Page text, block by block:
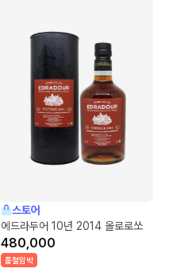
스토어
에드라두어 10년 2014 올로로쏘
480,000
품절임박